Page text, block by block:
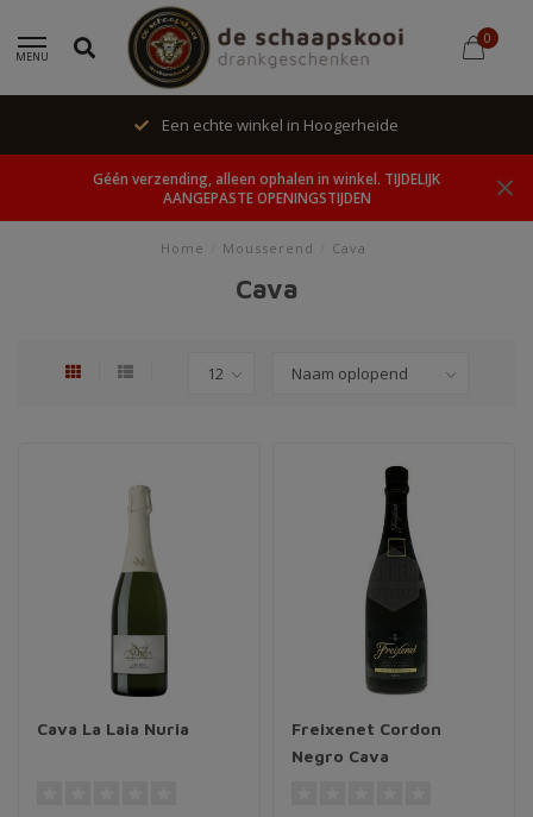
MENU
0
Een echte winkel in Hoogerheide
Géén verzending, alleen ophalen in winkel. TIJDELIJK
AANGEPASTE OPENINGSTIJDEN
Home Mousserend Cava
Cava
Cava La Laia Nuria
Freixenet Cordon
Negro Cava